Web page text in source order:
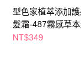
【注意事項】
１．透過由恩沛科技
7-11取貨付款
每筆NT$65，滿
型色家植萃添加
髮霜-487霧感草
NT$349